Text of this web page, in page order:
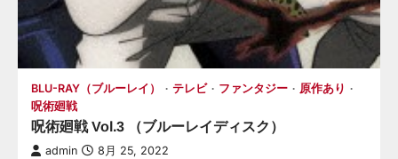
BLU-RAY（ブルーレイ） テレビ ファンタジー
原作あり
呪術廻戦
呪術廻戦 Vol.3 （ブルーレイディスク）
admin 8月 25, 2022